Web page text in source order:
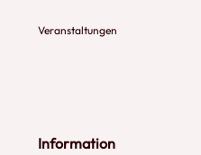
Veranstaltungen
Information